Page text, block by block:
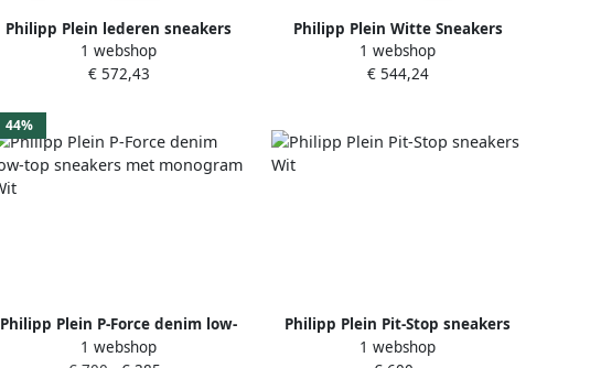
Philipp Plein lederen sneakers
met lage top Wit Heren
1 webshop
€ 572,43
Philipp Plein Witte Sneakers
Regular Fit Geschikt voor alle
temperaturen 100% Leer White
1 webshop
€ 544,24
44%
Philipp Plein P-Force denim low-
top sneakers met monogram Wit
1 webshop
Philipp Plein Pit-Stop sneakers
Wit
1 webshop